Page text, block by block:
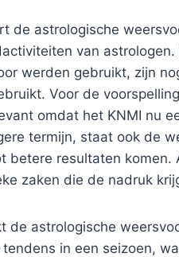
de astrologische
van
werden gebruikt, zijn
Voor de
omdat het KNMI nu
termijn, staat ook de
betere resultaten komen.
zaken die de nadruk
de astrologische
tendens in een seizoen,